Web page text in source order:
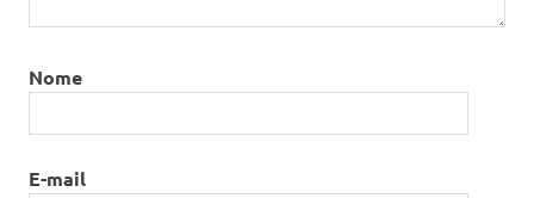
Nome
E-mail